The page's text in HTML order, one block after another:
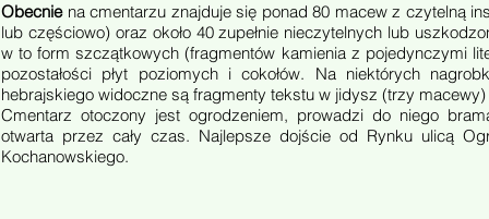
Obecnie na cmentarzu znajduje się ponad 80 macew z czytelną
lub częściowo) oraz około 40 zupełnie nieczytelnych lub
w to form szczątkowych (fragmentów kamienia z pojedynczymi
pozostałości płyt poziomych i cokołów. Na niektórych
hebrajskiego widoczne są fragmenty tekstu w jidysz (trzy
Cmentarz otoczony jest ogrodzeniem, prowadzi do niego
otwarta przez cały czas. Najlepsze dojście od Rynku ulicą
Kochanowskiego.